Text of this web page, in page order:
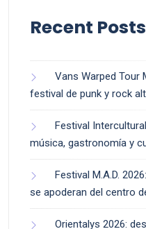
Recent Posts
Vans Warped Tour
festival de punk y rock
Festival
música, gastronomía y
Festival M.A.D.
se apoderan del centro
Orientalys 2026: